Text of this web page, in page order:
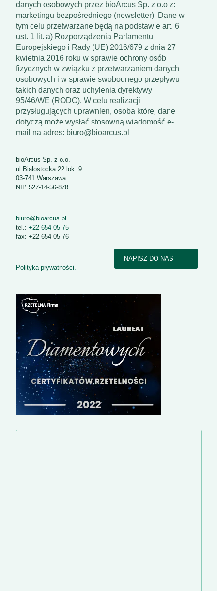
danych osobowych przez bioArcus Sp. z o.o z:
marketingu bezpośredniego (newsletter). Dane w
tym celu przetwarzane będą na podstawie art. 6
ust. 1 lit. a) Rozporządzenia Parlamentu
Europejskiego i Rady (UE) 2016/679 z dnia 27
kwietnia 2016 roku w sprawie ochrony osób
fizycznych w związku z przetwarzaniem danych
osobowych i w sprawie swobodnego przepływu
takich danych oraz uchylenia dyrektywy
95/46/WE (RODO). W celu realizacji
przysługujących uprawnień, osoba której dane
dotyczą może wysłać stosowną wiadomość e-
mail na adres: biuro@bioarcus.pl
bioArcus Sp. z o.o.
ul.Białostocka 22 lok. 9
03-741 Warszawa
NIP 527-14-56-878
biuro@bioarcus.pl
tel.: +22 654 05 75
fax: +22 654 05 76
NAPISZ DO NAS
Polityka prywatności.